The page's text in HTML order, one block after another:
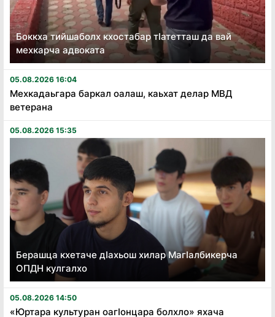
Боккха тийшаболх кхостабар тӏатетташ да вай
мехкарча адвоката
05.08.2026 16:04
Мехкадаьгара баркал оалаш, каьхат делар МВД
ветерана
05.08.2026 15:35
Берашца кхетаче дӏахьош хилар Магӏалбикерча
ОПДН кулгалхо
05.08.2026 14:50
«Юртара культуран оагӏонцара болхло» яхача